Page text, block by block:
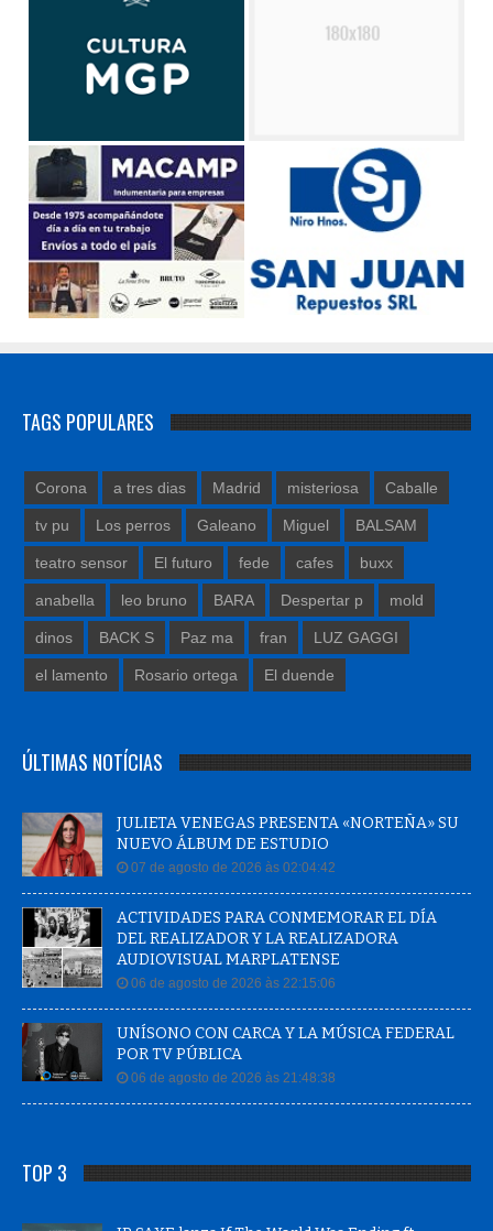
TAGS POPULARES
Corona a tres dias Madrid misteriosa Caballe
tv pu Los perros Galeano Miguel BALSAM
teatro sensor El futuro fede cafes buxx
anabella leo bruno BARA Despertar p mold
dinos BACK S Paz ma fran LUZ GAGGI
el lamento Rosario ortega El duende
ÚLTIMAS NOTÍCIAS
JULIETA VENEGAS PRESENTA «NORTEÑA» SU
NUEVO ÁLBUM DE ESTUDIO
07 de agosto de 2026 às 02:04:42
ACTIVIDADES PARA CONMEMORAR EL DÍA
DEL REALIZADOR Y LA REALIZADORA
AUDIOVISUAL MARPLATENSE
06 de agosto de 2026 às 22:15:06
UNÍSONO CON CARCA Y LA MÚSICA FEDERAL
POR TV PÚBLICA
06 de agosto de 2026 às 21:48:38
TOP 3